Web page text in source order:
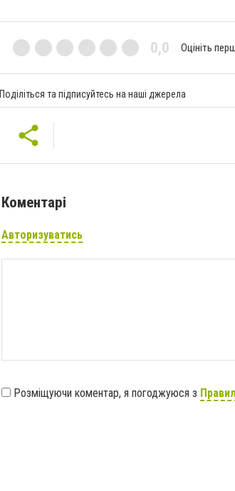
0,0 Оцініть
Поділіться та підписуйтесь на наші джерела
Коментарі
Авторизуватись
Розміщуючи коментар, я погоджуюся з